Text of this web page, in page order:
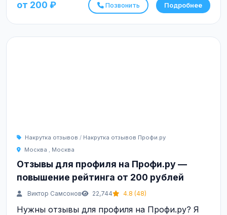
от 200 ₽ Позвонить Подробнее
Накрутка отзывов / Накрутка отзывов Профи.ру
Москва , Москва
Отзывы для профиля на Профи.ру —
повышение рейтинга от 200 рублей
Виктор Самсонов 22,744 4.8 (48)
Нужны отзывы для профиля на Профи.ру? Я